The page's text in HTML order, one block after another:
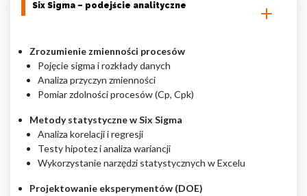
Six Sigma – podejście analityczne
Zrozumienie zmienności procesów
Pojęcie sigma i rozkłady danych
Analiza przyczyn zmienności
Pomiar zdolności procesów (Cp, Cpk)
Metody statystyczne w Six Sigma
Analiza korelacji i regresji
Testy hipotez i analiza wariancji
Wykorzystanie narzędzi statystycznych w Excelu
Projektowanie eksperymentów (DOE)